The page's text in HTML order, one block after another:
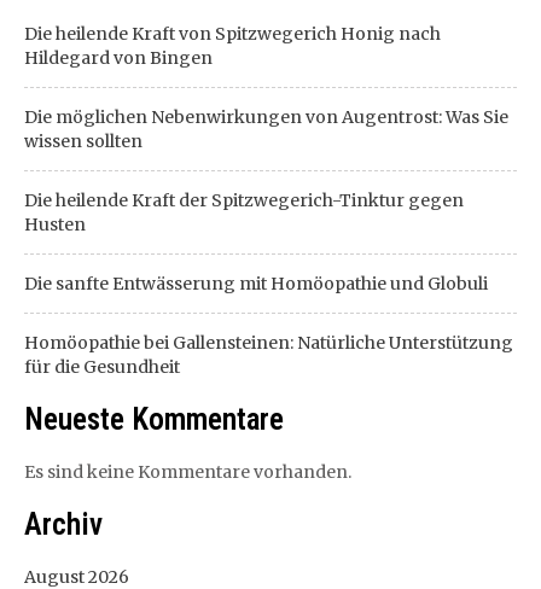
Die heilende Kraft von Spitzwegerich Honig nach
Hildegard von Bingen
Die möglichen Nebenwirkungen von Augentrost: Was Sie
wissen sollten
Die heilende Kraft der Spitzwegerich-Tinktur gegen
Husten
Die sanfte Entwässerung mit Homöopathie und Globuli
Homöopathie bei Gallensteinen: Natürliche Unterstützung
für die Gesundheit
Neueste Kommentare
Es sind keine Kommentare vorhanden.
Archiv
August 2026